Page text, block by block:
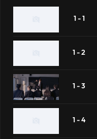
1 - 1
1 - 2
1 - 3
1 - 4